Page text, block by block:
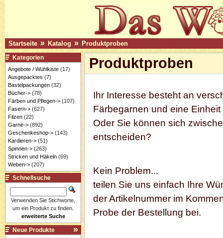
Startseite » Katalog » Produktproben
Produktproben
Ihr Interesse besteht an
Färbegarnen und eine
Oder Sie können sich
entscheiden?
Kein Problem...
teilen Sie uns einfach Ihre
der Artikelnummer im
Probe der Bestellung bei.
Kategorien
Angebote / Wühlkiste(17)
Ausgepacktes (7)
Bastelpackungen(32)
Bücher->(78)
Färben und Pflegen->(107)
Fasern->(627)
Filzen(22)
Garne->(892)
Geschenkeshop->(143)
Kardieren->(51)
Spinnen->(263)
Stricken und Häkeln(69)
Weben->(207)
Schnellsuche
Verwenden Sie Stichworte,
um ein Produkt zu finden.
erweiterte Suche
Neue Produkte